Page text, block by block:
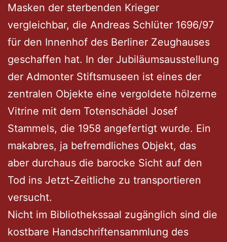
Masken der sterbenden Krieger
vergleichbar, die Andreas Schlüter 1696/97
für den Innenhof des Berliner Zeughauses
geschaffen hat. In der Jubiläumsausstellung
der Admonter Stiftsmuseen ist eines der
zentralen Objekte eine vergoldete hölzerne
Vitrine mit dem Totenschädel Josef
Stammels, die 1958 angefertigt wurde. Ein
makabres, ja befremdliches Objekt, das
aber durchaus die barocke Sicht auf den
Tod ins Jetzt-Zeitliche zu transportieren
versucht.
Nicht im Bibliothekssaal zugänglich sind die
kostbare Handschriftensammlung des